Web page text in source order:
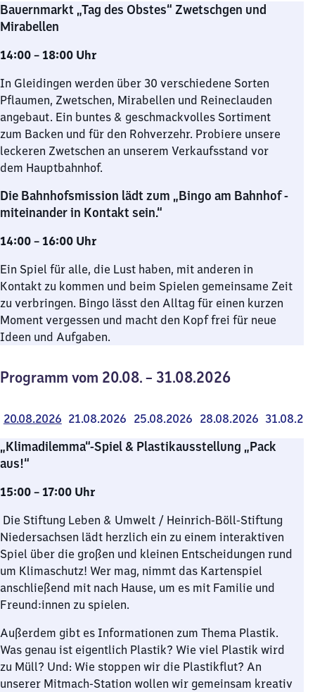
Bauernmarkt „Tag des Obstes“ Zwetschgen und
Mirabellen
14:00 – 18:00 Uhr
In Gleidingen werden über 30 verschiedene Sorten
Pflaumen, Zwetschen, Mirabellen und Reineclauden
angebaut. Ein buntes & geschmackvolles Sortiment
zum Backen und für den Rohverzehr. Probiere unsere
leckeren Zwetschen an unserem Verkaufsstand vor
dem Hauptbahnhof.
Die Bahnhofsmission lädt zum „Bingo am Bahnhof -
miteinander in Kontakt sein.“
14:00 – 16:00 Uhr
Ein Spiel für alle, die Lust haben, mit anderen in
Kontakt zu kommen und beim Spielen gemeinsame Zeit
zu verbringen. Bingo lässt den Alltag für einen kurzen
Moment vergessen und macht den Kopf frei für neue
Ideen und Aufgaben.
Programm vom 20.08. – 31.08.2026
20.08.2026 21.08.2026 25.08.2026 28.08.2026
„Klimadilemma“-Spiel & Plastikausstellung „Pack
aus!“
15:00 – 17:00 Uhr
Die Stiftung Leben & Umwelt / Heinrich-Böll-Stiftung
Niedersachsen lädt herzlich ein zu einem interaktiven
Spiel über die großen und kleinen Entscheidungen rund
um Klimaschutz! Wer mag, nimmt das Kartenspiel
anschließend mit nach Hause, um es mit Familie und
Freund:innen zu spielen.
Außerdem gibt es Informationen zum Thema Plastik.
Was genau ist eigentlich Plastik? Wie viel Plastik wird
zu Müll? Und: Wie stoppen wir die Plastikflut? An
unserer Mitmach-Station wollen wir gemeinsam kreativ